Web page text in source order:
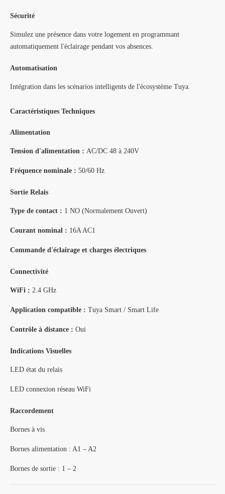
Sécurité
Simulez une présence dans votre logement en programmant
automatiquement l'éclairage pendant vos absences.
Automatisation
Intégration dans les scénarios intelligents de l'écosystème Tuya.
Caractéristiques Techniques
Alimentation
Tension d'alimentation : AC/DC 48 à 240V
Fréquence nominale : 50/60 Hz
Sortie Relais
Type de contact : 1 NO (Normalement Ouvert)
Courant nominal : 16A AC1
Commande d'éclairage et charges électriques
Connectivité
WiFi : 2.4 GHz
Application compatible : Tuya Smart / Smart Life
Contrôle à distance : Oui
Indications Visuelles
LED état du relais
LED connexion réseau WiFi
Raccordement
Bornes à vis
Bornes alimentation : A1 – A2
Bornes de sortie : 1 – 2